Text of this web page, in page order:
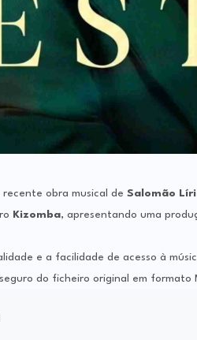
obra musical de Salomão
Kizomba, apresentando uma
e a facilidade de acesso à
do ficheiro original em formato